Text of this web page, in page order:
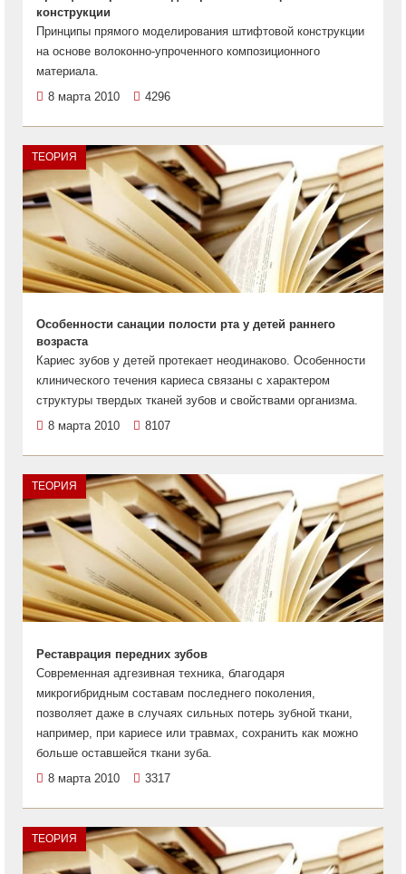
конструкции
Принципы прямого моделирования штифтовой конструкции
на основе волоконно-упроченного композиционного
материала.
8 марта 2010
4296
ТЕОРИЯ
Особенности санации полости рта у детей раннего
возраста
Кариес зубов у детей протекает неодинаково. Особенности
клинического течения кариеса связаны с характером
структуры твердых тканей зубов и свойствами организма.
8 марта 2010
8107
ТЕОРИЯ
Реставрация передних зубов
Современная адгезивная техника, благодаря
микрогибридным составам последнего поколения,
позволяет даже в случаях сильных потерь зубной ткани,
например, при кариесе или травмах, сохранить как можно
больше оставшейся ткани зуба.
8 марта 2010
3317
ТЕОРИЯ